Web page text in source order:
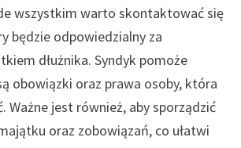
wszystkim warto skontaktować się
będzie odpowiedzialny za
dłużnika. Syndyk pomoże
obowiązki oraz prawa osoby, która
Ważne jest również, aby sporządzić
oraz zobowiązań, co ułatwi